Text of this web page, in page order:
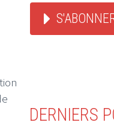
DERNIERS